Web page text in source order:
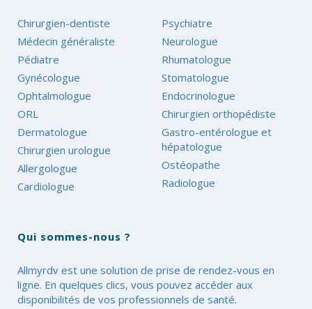
Chirurgien-dentiste
Médecin généraliste
Pédiatre
Gynécologue
Ophtalmologue
ORL
Dermatologue
Chirurgien urologue
Allergologue
Cardiologue
Psychiatre
Neurologue
Rhumatologue
Stomatologue
Endocrinologue
Chirurgien orthopédiste
Gastro-entérologue et
hépatologue
Ostéopathe
Radiologue
Qui sommes-nous ?
Allmyrdv est une solution de prise de rendez-vous en
ligne. En quelques clics, vous pouvez accéder aux
disponibilités de vos professionnels de santé.